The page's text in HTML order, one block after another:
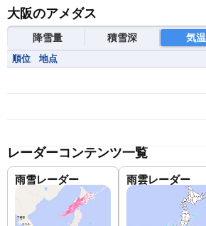
大阪のアメダス
降雪量 積雪深 気温
順位 地点
レーダーコンテンツ一覧
雨雪レーダー 雨雲レーダー